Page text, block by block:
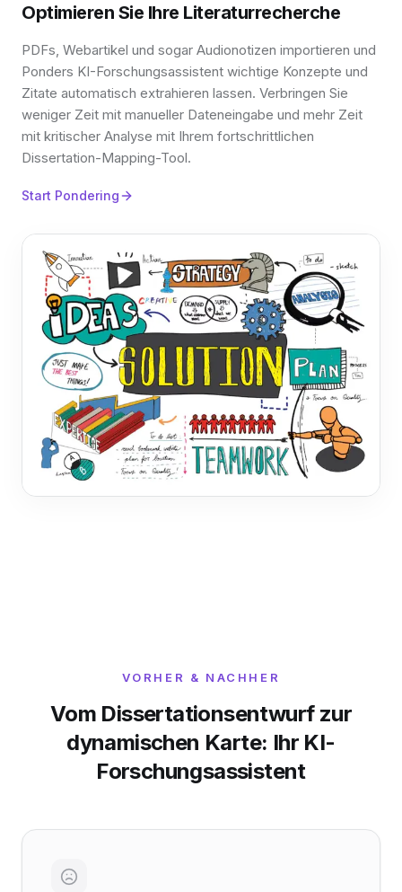
Optimieren Sie Ihre Literaturrecherche
PDFs, Webartikel und sogar Audionotizen importieren und
Ponders KI-Forschungsassistent wichtige Konzepte und
Zitate automatisch extrahieren lassen. Verbringen Sie
weniger Zeit mit manueller Dateneingabe und mehr Zeit
mit kritischer Analyse mit Ihrem fortschrittlichen
Dissertation-Mapping-Tool.
Start Pondering
VORHER & NACHHER
Vom Dissertationsentwurf zur
dynamischen Karte: Ihr KI-
Forschungsassistent